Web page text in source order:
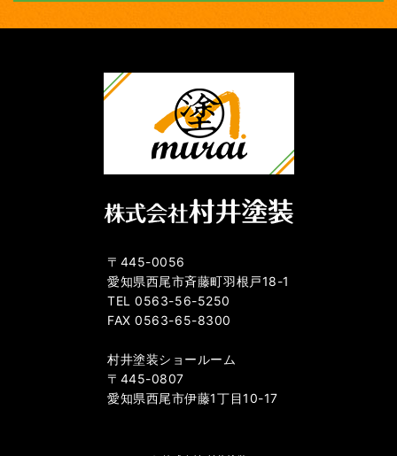
〒445-0056
愛知県西尾市斉藤町羽根戸18-1
TEL 0563-56-5250
FAX 0563-65-8300
村井塗装ショールーム
〒445-0807
愛知県西尾市伊藤1丁目10-17